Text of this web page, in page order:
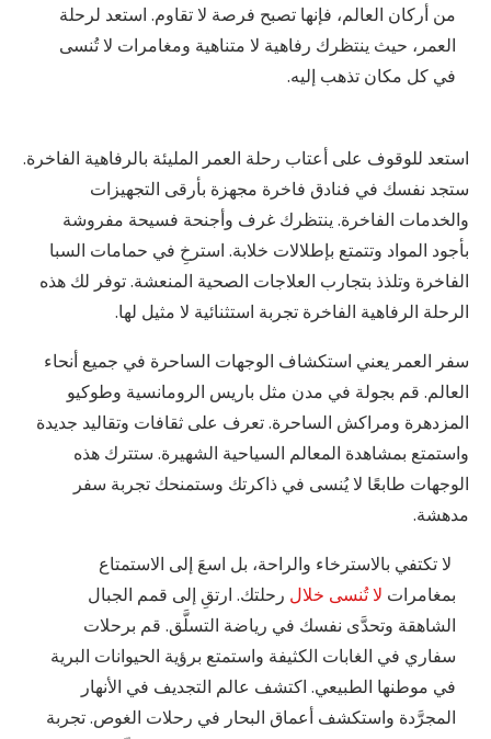
من أركان العالم، فإنها تصبح فرصة لا تقاوم. استعد لرحلة
العمر، حيث ينتظرك رفاهية لا متناهية ومغامرات لا تُنسى
في كل مكان تذهب إليه.
استعد للوقوف على أعتاب رحلة العمر المليئة بالرفاهية الفاخرة.
ستجد نفسك في فنادق فاخرة مجهزة بأرقى التجهيزات
والخدمات الفاخرة. ينتظرك غرف وأجنحة فسيحة مفروشة
بأجود المواد وتتمتع بإطلالات خلابة. استرخِ في حمامات السبا
الفاخرة وتلذذ بتجارب العلاجات الصحية المنعشة. توفر لك هذه
الرحلة الرفاهية الفاخرة تجربة استثنائية لا مثيل لها.
سفر العمر يعني استكشاف الوجهات الساحرة في جميع أنحاء
العالم. قم بجولة في مدن مثل باريس الرومانسية وطوكيو
المزدهرة ومراكش الساحرة. تعرف على ثقافات وتقاليد جديدة
واستمتع بمشاهدة المعالم السياحية الشهيرة. ستترك هذه
الوجهات طابعًا لا يُنسى في ذاكرتك وستمنحك تجربة سفر
مدهشة.
لا تكتفي بالاسترخاء والراحة، بل اسعَ إلى الاستمتاع
بمغامرات لا تُنسى خلال رحلتك. ارتقِ إلى قمم الجبال
الشاهقة وتحدَّى نفسك في رياضة التسلَّق. قم برحلات
سفاري في الغابات الكثيفة واستمتع برؤية الحيوانات البرية
في موطنها الطبيعي. اكتشف عالم التجديف في الأنهار
المجرَّدة واستكشف أعماق البحار في رحلات الغوص. تجربة